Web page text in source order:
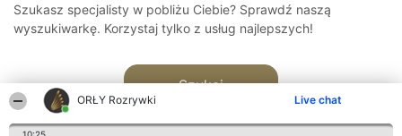
ORŁY Rozrywki Live chat
Szukasz specjalisty w pobliżu Ciebie? Sprawdź naszą
wyszukiwarkę. Korzystaj tylko z usług najlepszych!
Szukaj